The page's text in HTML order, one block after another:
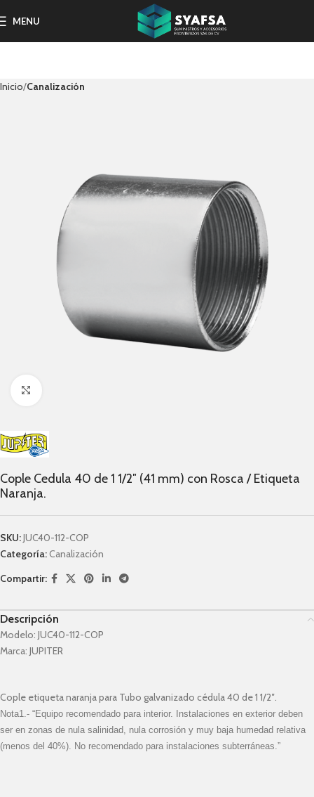
MENU
Inicio Canalización
Cople Cedula 40 de 1 1/2″ (41 mm) con Rosca / Etiqueta
Naranja.
SKU:JUC40-112-COP
Categoría: Canalización
Compartir:
Descripción
Modelo: JUC40-112-COP
Marca: JUPITER
Cople etiqueta naranja para Tubo galvanizado cédula 40 de 1 1/2″.
Nota1.- “Equipo recomendado para interior. Instalaciones en exterior deben
ser en zonas de nula salinidad, nula corrosión y muy baja humedad relativa
(menos del 40%). No recomendado para instalaciones subterráneas.”